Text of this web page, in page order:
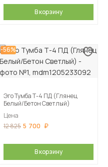
В корзину
-56%
Эго Тумба Т-4 ПД (Глянец
Белый/Бетон Светлый)
Цена
12 825 5 700
В корзину